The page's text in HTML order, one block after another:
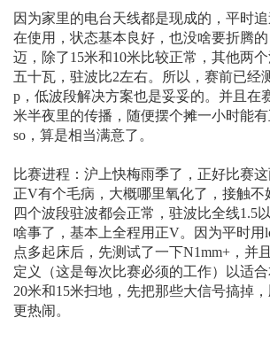
因为家里的电台天线都是现成的，平时
在使用，状态基本良好，也没啥要折腾
迈，除了15米和10米比较正常，其他两
五十瓦，驻波比2左右。所以，赛前已经
p，低波段解决方案也是妥妥的。并且在
米半夜里的传播，随便摆个摊一小时能
so，算是相当满意了。
比赛进程：沪上快梅雨季了，正好比赛
正V有个毛病，大概哪里氧化了，接触不
四个波段驻波都会正常，驻波比全线1.5
啥事了，基本上全程用正V。因为平时用
点多起床后，先测试了一下N1mm+，并
定义（这是每次比赛必须的工作）以适
20米和15米扫地，先把那些大信号搞掉
更热闹。